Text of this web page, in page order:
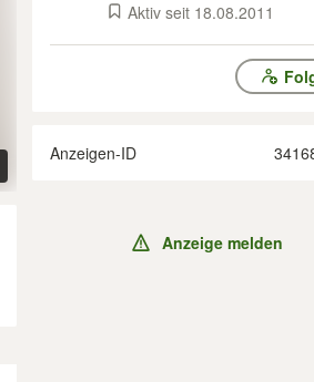
Aktiv seit 18.08.2011
Anzeigen-ID
Anzeige melden